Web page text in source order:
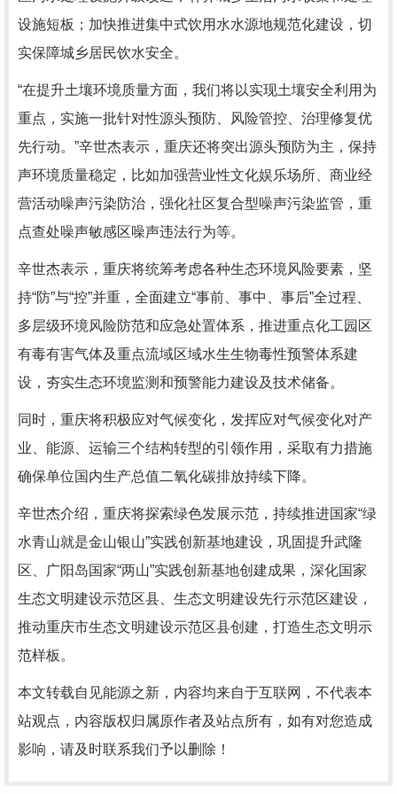
设施短板；加快推进集中式饮用水水源地规范化建设，切
实保障城乡居民饮水安全。
“在提升土壤环境质量方面，我们将以实现土壤安全利用为
重点，实施一批针对性源头预防、风险管控、治理修复优
先行动。”辛世杰表示，重庆还将突出源头预防为主，保持
声环境质量稳定，比如加强营业性文化娱乐场所、商业经
营活动噪声污染防治，强化社区复合型噪声污染监管，重
点查处噪声敏感区噪声违法行为等。
辛世杰表示，重庆将统筹考虑各种生态环境风险要素，坚
持“防”与“控”并重，全面建立“事前、事中、事后”全过程、
多层级环境风险防范和应急处置体系，推进重点化工园区
有毒有害气体及重点流域区域水生生物毒性预警体系建
设，夯实生态环境监测和预警能力建设及技术储备。
同时，重庆将积极应对气候变化，发挥应对气候变化对产
业、能源、运输三个结构转型的引领作用，采取有力措施
确保单位国内生产总值二氧化碳排放持续下降。
辛世杰介绍，重庆将探索绿色发展示范，持续推进国家“绿
水青山就是金山银山”实践创新基地建设，巩固提升武隆
区、广阳岛国家“两山”实践创新基地创建成果，深化国家
生态文明建设示范区县、生态文明建设先行示范区建设，
推动重庆市生态文明建设示范区县创建，打造生态文明示
范样板。
本文转载自见能源之新，内容均来自于互联网，不代表本
站观点，内容版权归属原作者及站点所有，如有对您造成
影响，请及时联系我们予以删除！